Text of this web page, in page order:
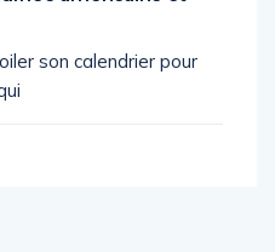
son calendrier pour